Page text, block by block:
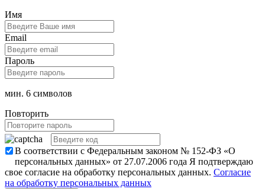
Имя
Email
Пароль
мин. 6 символов
Повторить
В соответствии с Федеральным законом № 152-ФЗ «О
персональных данных» от 27.07.2006 года Я подтверждаю
свое согласие на обработку персональных данных. Согласие
на обработку персональных данных